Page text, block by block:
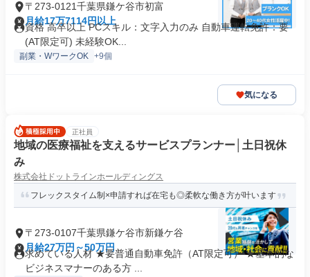
〒273-0121千葉県鎌ケ谷市初富
月給17万7114円以上
資格 高卒以上 PCスキル：文字入力のみ 自動車運転免許：要
(AT限定可) 未経験OK...
副業・WワークOK +9個
気になる
正社員
地域の医療福祉を支えるサービスプランナー│土日祝休
み
株式会社ドットラインホールディングス
フレックスタイム制×申請すれば在宅も◎柔軟な働き方が叶います
〒273-0107千葉県鎌ケ谷市新鎌ケ谷
月給27万円～50万円
求めている人材 ★要普通自動車免許（AT限定可） ★基本的な
ビジネスマナーのある方 ...